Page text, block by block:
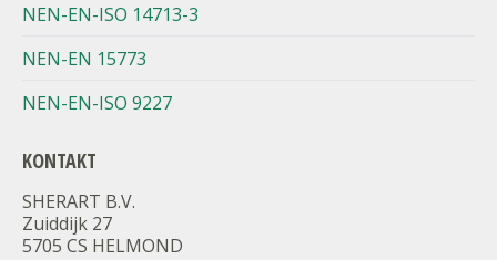
NEN-EN-ISO 14713-3
NEN-EN 15773
NEN-EN-ISO 9227
KONTAKT
SHERART B.V.
Zuiddijk 27
5705 CS HELMOND